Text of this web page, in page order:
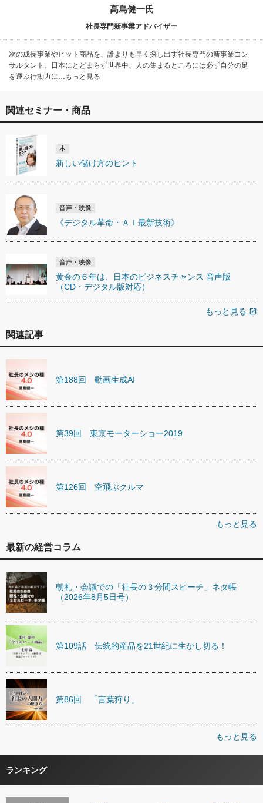
高島健一氏
社長専門新事業アドバイザー
次の成長事業やヒット商品を、誰よりも早く探し出す社長専門の新事業コン
サルタント。日本にとどまらず世界中、人の集まるところには必ず自分の足
を運ぶ行動力に…もっと見る
関連セミナー・商品
本
新しい儲け方のヒント
音声・映像
《デジタル革命・ＡＩ最新技術》
音声・映像
黄金の６年は、日本のビジネスチャンス 音声版
（CD・デジタル版対応）
もっと見る open_in_new
関連記事
第188回 動画生成AI
第39回 東京モーターショー2019
第126回 空飛ぶクルマ
もっと見る
最新の経営コラム
朝礼・会議での「社長の３分間スピーチ」ネタ帳
（2026年8月5日号）
第109話 伝統的産品を21世紀に生かし切る！
第86回 「言葉狩り」
もっと見る
ランキング